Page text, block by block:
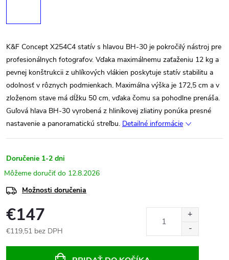
K&F Concept X254C4 statív s hlavou BH-30 je pokročilý nástroj pre
profesionálnych fotografov. Vďaka maximálnemu zaťaženiu 12 kg a
pevnej konštrukcii z uhlíkových vlákien poskytuje statív stabilitu a
odolnosť v rôznych podmienkach. Maximálna výška je 172,5 cm a v
zloženom stave má dĺžku 50 cm, vďaka čomu sa pohodlne prenáša.
Guľová hlava BH-30 vyrobená z hliníkovej zliatiny ponúka presné
nastavenie a panoramatickú streľbu. Detailné informácie
Doručenie 1-2 dni
12.8.2026
Možnosti doručenia
€147
€119,51 bez DPH